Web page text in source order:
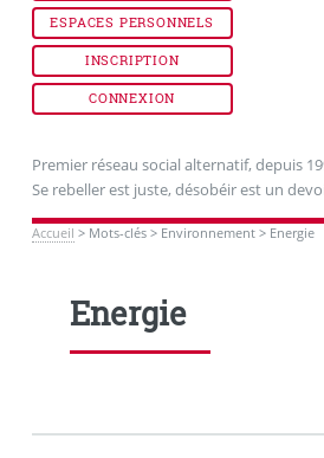
ESPACES PERSONNELS
INSCRIPTION
CONNEXION
Premier réseau social alternatif, depuis
Se rebeller est juste, désobéir est un
Accueil > Mots-clés> Environnement> Energie
Energie